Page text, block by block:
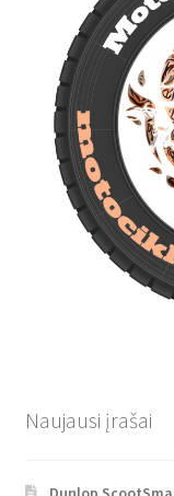
Naujausi įrašai